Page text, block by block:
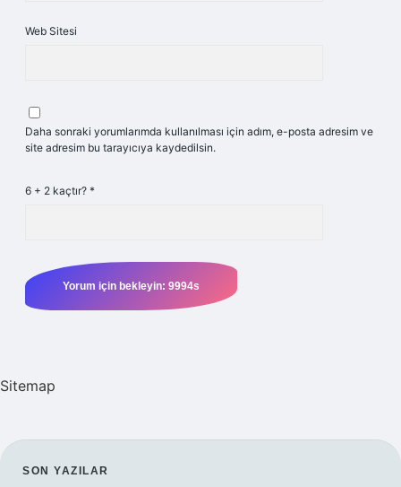
Web Sitesi
Daha sonraki yorumlarımda kullanılması için adım, e-posta adresim ve
site adresim bu tarayıcıya kaydedilsin.
6 + 2 kaçtır? *
Sitemap
SON YAZILAR